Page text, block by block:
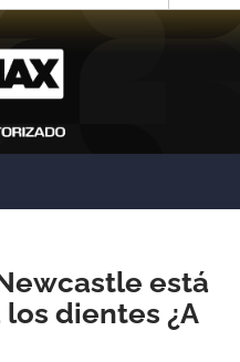
está
dientes ¿A